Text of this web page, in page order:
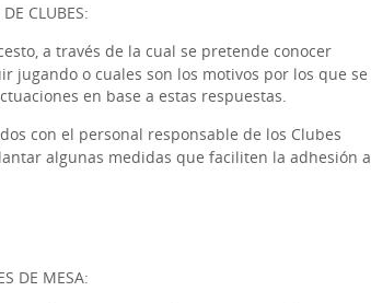
CLUBES:
a través de la cual se pretende conocer
jugando o cuales son los motivos por los que se
en base a estas respuestas.
con el personal responsable de los Clubes
algunas medidas que faciliten la adhesión a
DE MESA: